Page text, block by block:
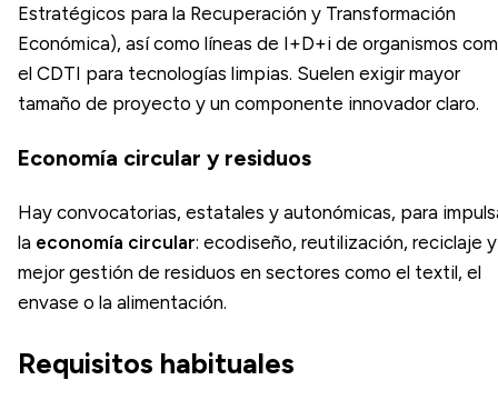
Estratégicos para la Recuperación y Transformación
Económica), así como líneas de I+D+i de organismos
el CDTI para tecnologías limpias. Suelen exigir mayor
tamaño de proyecto y un componente innovador claro.
Economía circular y residuos
Hay convocatorias, estatales y autonómicas, para
la economía circular: ecodiseño, reutilización, reciclaje y
mejor gestión de residuos en sectores como el textil, el
envase o la alimentación.
Requisitos habituales